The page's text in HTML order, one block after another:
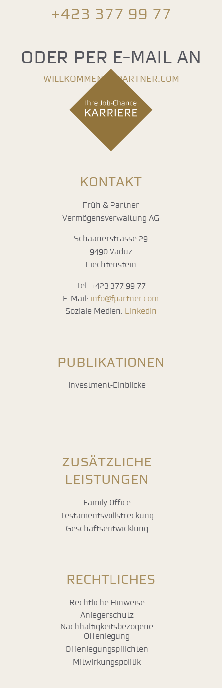
+423 377 99 77
Oder per E-Mail an
willkommen@fpartner.com
KONTAKT
Früh & Partner
Vermögensverwaltung AG
Schaanerstrasse 29
9490 Vaduz
Liechtenstein
Tel. +423 377 99 77
E-Mail: info@fpartner.com
Soziale Medien: LinkedIn
PUBLIKATIONEN
Investment-Einblicke
ZUSÄTZLICHE
LEISTUNGEN
Family Office
Testamentsvollstreckung
Geschäftsentwicklung
RECHTLICHES
Rechtliche Hinweise
Anlegerschutz
Nachhaltigkeitsbezogene
Offenlegung
Offenlegungspflichten
Mitwirkungspolitik